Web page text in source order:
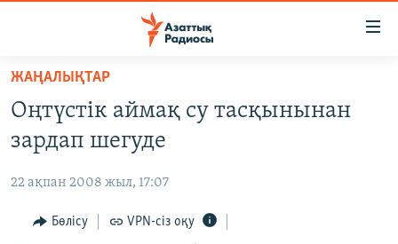
Skip
main
content
to
Navigation
САЯСАТ
AZATTYQTV
ҚАҢТАР ОҚИҒАСЫ
АДАМ ҚҰҚЫҚТАРЫ
ЖАҢАЛЫҚТАР
Оңтүстік аймақ су тасқынынан
зардап шегуде
22 ақпан 2008 жыл, 17:07
Бөлісу VPN-сіз оқу